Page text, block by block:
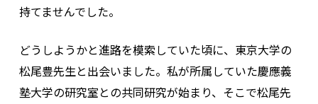
持てませんでした。
どうしようかと進路を模索していた頃に、東京大学の
松尾豊先生と出会いました。私が所属していた慶應義
塾大学の研究室との共同研究が始まり、そこで松尾先